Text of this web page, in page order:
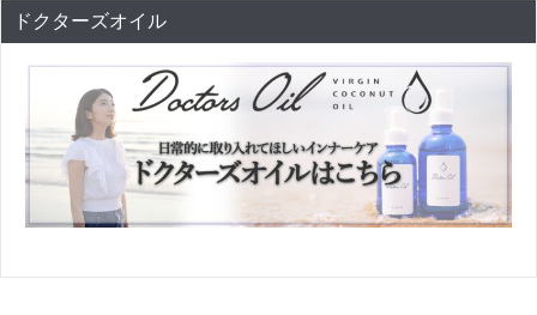
ドクターズオイル